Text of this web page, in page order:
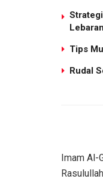
Tips
Rudal
Imam Al-